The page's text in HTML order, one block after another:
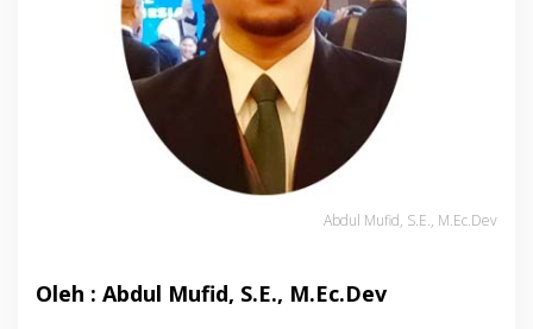
Abdul Mufid, S.E., M.Ec.Dev
Oleh : Abdul Mufid, S.E., M.Ec.Dev